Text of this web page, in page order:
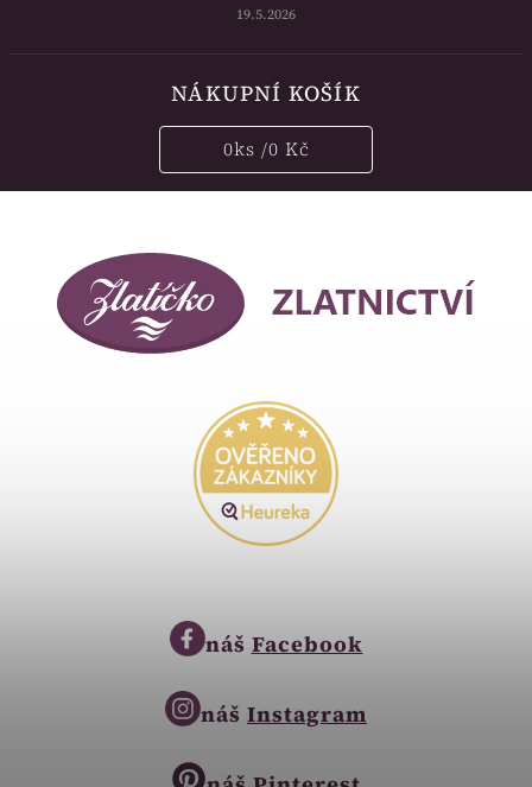
19.5.2026
NÁKUPNÍ KOŠÍK
0ks /0 Kč
náš Facebook
náš Instagram